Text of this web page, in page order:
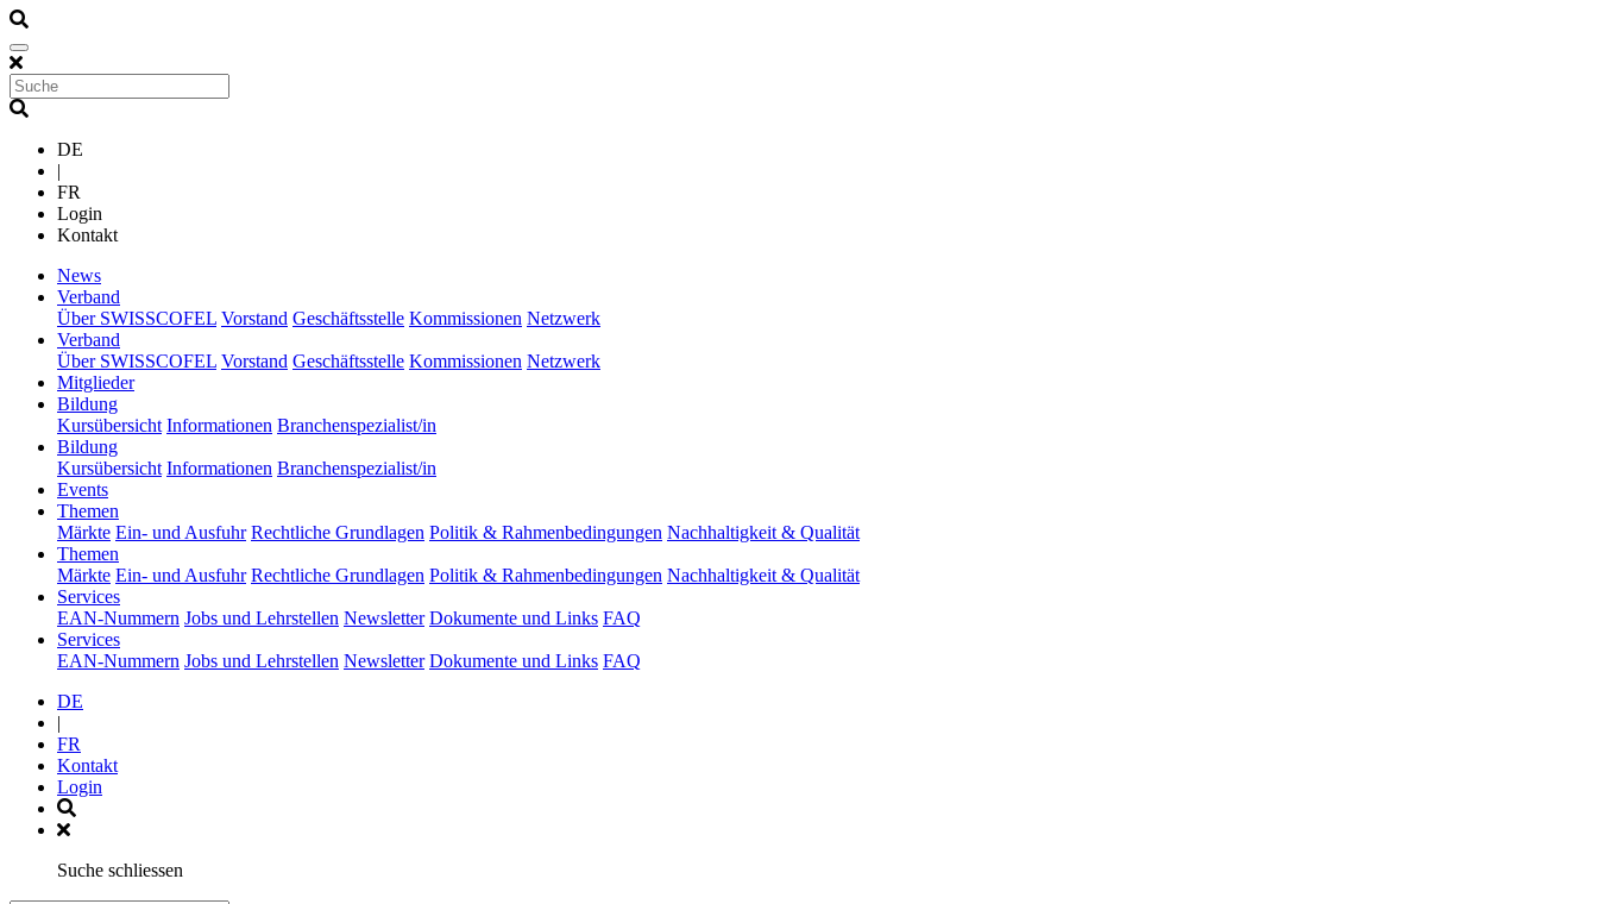
DE
|
FR
Login
Kontakt
News(current)
Verband
Über SWISSCOFEL Vorstand Geschäftsstelle Kommissionen Netzwerk
Verband
Über SWISSCOFEL Vorstand Geschäftsstelle Kommissionen Netzwerk
Mitglieder(current)
Bildung(current)
Kursübersicht Informationen Branchenspezialist/in
Bildung(current)
Kursübersicht Informationen Branchenspezialist/in
Events(current)
Themen
Märkte Ein- und Ausfuhr Rechtliche Grundlagen Politik & Rahmenbedingungen Nachhaltigkeit & Qualität
Themen
Märkte Ein- und Ausfuhr Rechtliche Grundlagen Politik & Rahmenbedingungen Nachhaltigkeit & Qualität
Services(current)
EAN-Nummern Jobs und Lehrstellen Newsletter Dokumente und Links FAQ
Services(current)
EAN-Nummern Jobs und Lehrstellen Newsletter Dokumente und Links FAQ
DE
|
FR
Kontakt
Login
Suche schliessen